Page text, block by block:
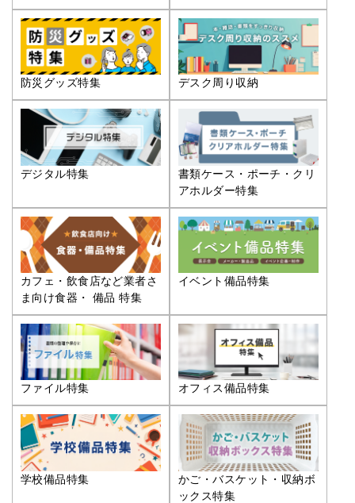
防災グッズ特集 デスク周り収納
デジタル特集
書類ケース・ポーチ・クリ
アホルダー特集
カフェ・飲食店など業者さ
ま向け食器・ 備品 特集
イベント備品特集
ファイル特集 オフィス備品特集
学校備品特集
かご・バスケット・収納ボ
ックス特集